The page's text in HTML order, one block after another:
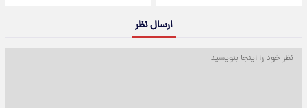
ارسال نظر